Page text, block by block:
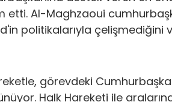
Al-Maghzaoui
politikalarıyla çelişmediğini
görevdeki
Halk Hareketi ile